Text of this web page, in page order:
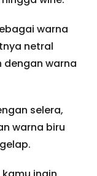
warna
netral
warna
selera,
warna biru